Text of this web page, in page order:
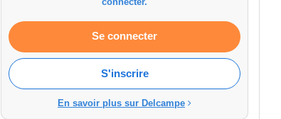
Se connecter
S'inscrire
En savoir plus sur Delcampe